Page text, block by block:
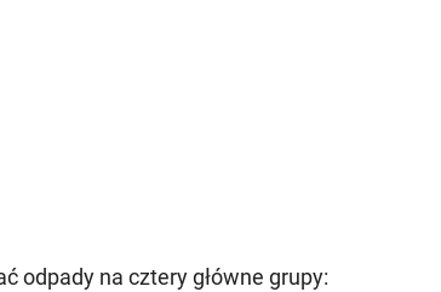
odpady na cztery główne grupy: